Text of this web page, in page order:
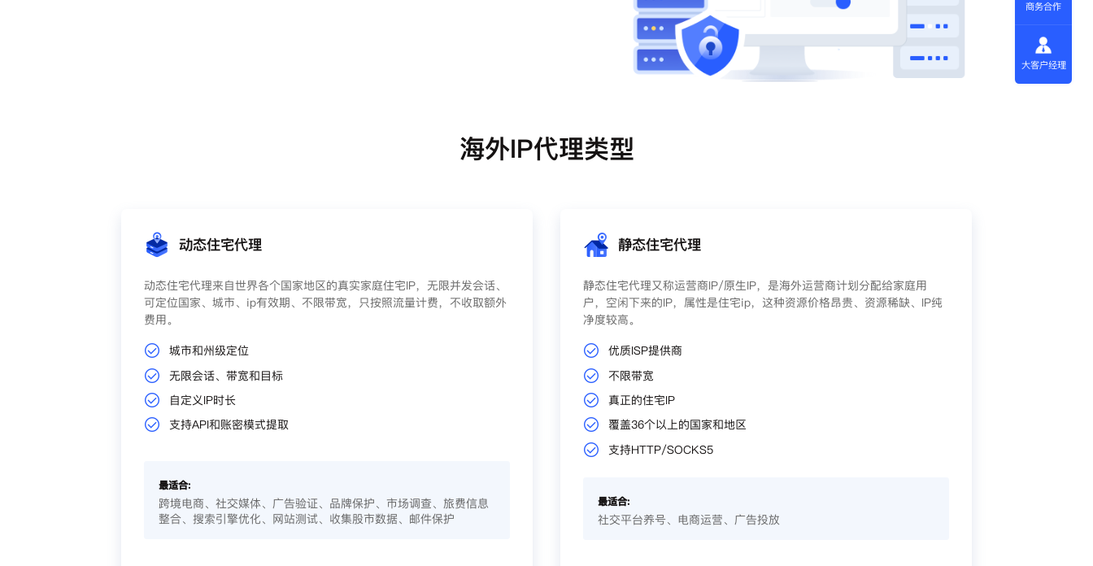
海外IP代理类型
动态住宅代理
动态住宅代理来自世界各个国家地区的真实家庭住宅IP，无限并发会话、
可定位国家、城市、ip有效期、不限带宽，只按照流量计费，不收取额外
费用。
城市和州级定位
无限会话、带宽和目标
自定义IP时长
支持API和账密模式提取
最适合:
跨境电商、社交媒体、广告验证、品牌保护、市场调查、旅费信息
整合、搜索引擎优化、网站测试、收集股市数据、邮件保护
静态住宅代理
静态住宅代理又称运营商IP/原生IP，是海外运营商计划分配给家庭用
户，空闲下来的IP，属性是住宅ip，这种资源价格昂贵、资源稀缺、IP纯
净度较高。
优质ISP提供商
不限带宽
真正的住宅IP
覆盖36个以上的国家和地区
支持HTTP/SOCKS5
最适合:
社交平台养号、电商运营、广告投放
商务合作
大客户经理